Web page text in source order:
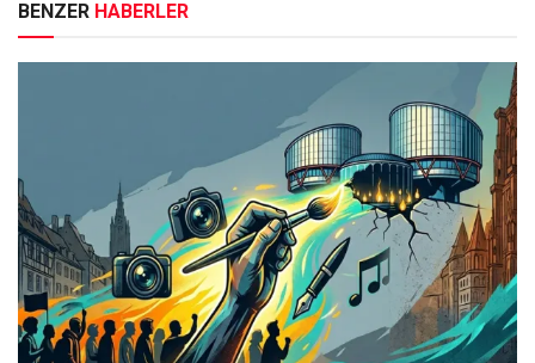
BENZER HABERLER